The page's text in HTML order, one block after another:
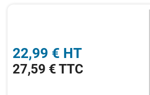
22,99 € HT
27,59 € TTC